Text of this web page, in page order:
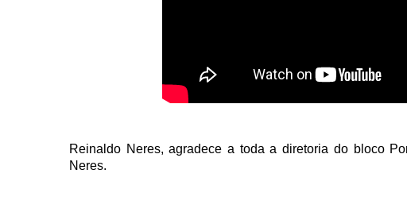
Reinaldo Neres, agradece a toda a diretoria do bloco
Neres.